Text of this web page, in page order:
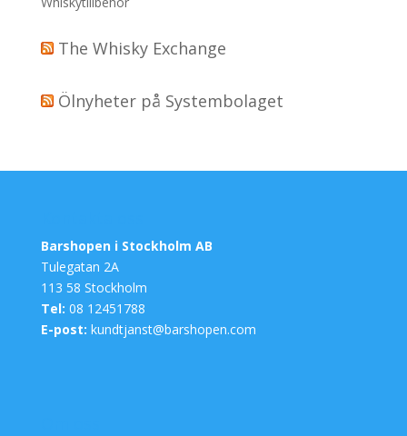
The Whisky Exchange
Ölnyheter på Systembolaget
Barshopen i Stockholm AB
Tulegatan 2A
113 58 Stockholm
Tel: 08 12451788
E-post: kundtjanst@barshopen.com